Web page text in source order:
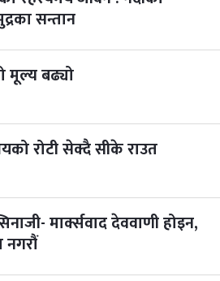
2027
७ महिना बाँकी
सन्तान
मूल्य बढ्यो
रोटी सेक्दै सीके राउत
मार्क्सवाद देववाणी होइन,
नगरौं